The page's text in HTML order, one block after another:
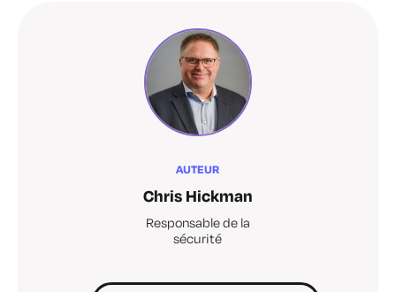
AUTEUR
Chris Hickman
Responsable de la
sécurité